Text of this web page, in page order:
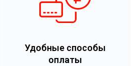
Удобные способы
оплаты